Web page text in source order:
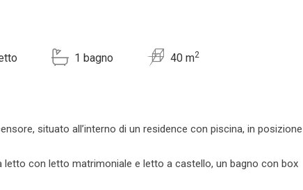
1 bagno 40 m2
situato all’interno di un residence con piscina, in posizione
letto con letto matrimoniale e letto a castello, un bagno con box